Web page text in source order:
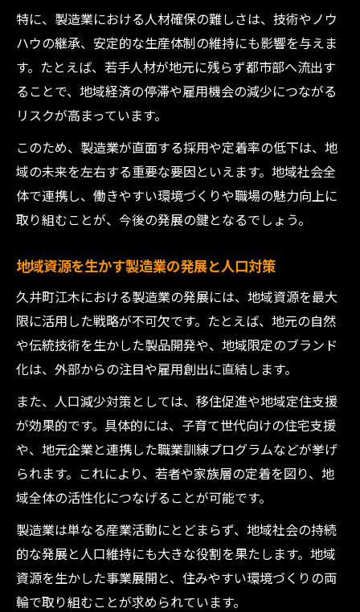
製造業の強化が地域経済に与える効果を解
説
地域課題解消に向けた製造業の連携モデル
人口減少時代の製造業を支える新たな視点
人口減少下で求められる製造業の変革とは
製造業が直面する人口減少の実態と対策
新しい価値創出で製造業の未来を切り拓く
人口構造の変化と製造業の持続性を考察
若者流出時代に製造業は何ができるのか
革
製造業で実現するキャリア形成と人材定着
策
る
魅力ある製造業の職場づくりとその工夫事
例
製造業の人材育成と地域社会への波及効果
地域資源と製造業の融合による持続可能性
探求
独自性を生かした製造業の発展戦略を解説
特に、製造業における人材確保の難しさは、技術やノウ
ハウの継承、安定的な生産体制の維持にも影響を与えま
す。たとえば、若手人材が地元に残らず都市部へ流出す
ることで、地域経済の停滞や雇用機会の減少につながる
リスクが高まっています。
このため、製造業が直面する採用や定着率の低下は、地
域の未来を左右する重要な要因といえます。地域社会全
体で連携し、働きやすい環境づくりや職場の魅力向上に
取り組むことが、今後の発展の鍵となるでしょう。
地域資源を生かす製造業の発展と人口対策
久井町江木における製造業の発展には、地域資源を最大
限に活用した戦略が不可欠です。たとえば、地元の自然
や伝統技術を生かした製品開発や、地域限定のブランド
化は、外部からの注目や雇用創出に直結します。
また、人口減少対策としては、移住促進や地域定住支援
が効果的です。具体的には、子育て世代向けの住宅支援
や、地元企業と連携した職業訓練プログラムなどが挙げ
られます。これにより、若者や家族層の定着を図り、地
域全体の活性化につなげることが可能です。
製造業は単なる産業活動にとどまらず、地域社会の持続
的な発展と人口維持にも大きな役割を果たします。地域
資源を生かした事業展開と、住みやすい環境づくりの両
輪で取り組むことが求められています。